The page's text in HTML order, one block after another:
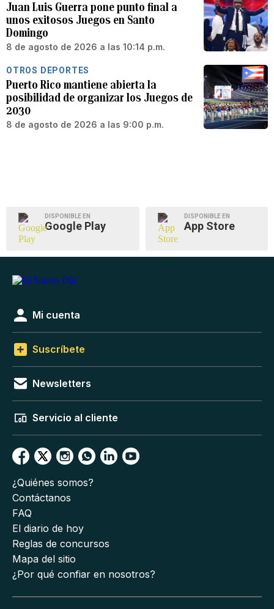
Juan Luis Guerra pone punto final a
unos exitosos Juegos en Santo
Domingo
8 de agosto de 2026 a las 10:14 p.m.
OTROS DEPORTES
Puerto Rico mantiene abierta la
posibilidad de organizar los Juegos de
2030
8 de agosto de 2026 a las 9:00 p.m.
DISPONIBLE EN
Google Play
DISPONIBLE EN
App Store
Mi cuenta
Suscríbete
Newsletters
Servicio al cliente
¿Quiénes somos?
Contáctanos
FAQ
El diario de hoy
Reglas de concursos
Mapa del sitio
¿Por qué confiar en nosotros?